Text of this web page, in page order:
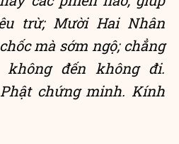
trừ; Mười Hai Nhân
mà sớm ngộ; chẳng
không đến không đi.
chứng minh. Kính